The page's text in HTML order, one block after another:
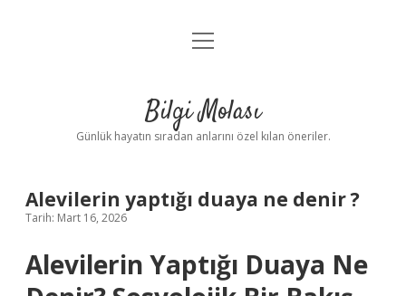
Anasayfa
Yasal Uyarı
menüyü
Bilgi Molası
Günlük hayatın sıradan anlarını özel kılan öneriler.
Alevilerin yaptığı duaya ne denir ?
Tarih: Mart 16, 2026
Alevilerin Yaptığı Duaya Ne